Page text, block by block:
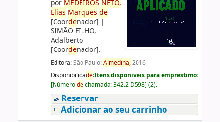
por MEDEIROS NETO,
Elias Marques de
[Coordenador] |
SIMÃO FILHO,
Adalberto
[Coordenador].
Editora:São Paulo:Almedina,2016
Disponibilidade:Itens disponíveis para empréstimo:
[Númerodechamada:342.2 D598] (2).
Reservar
Adicionar ao seu carrinho